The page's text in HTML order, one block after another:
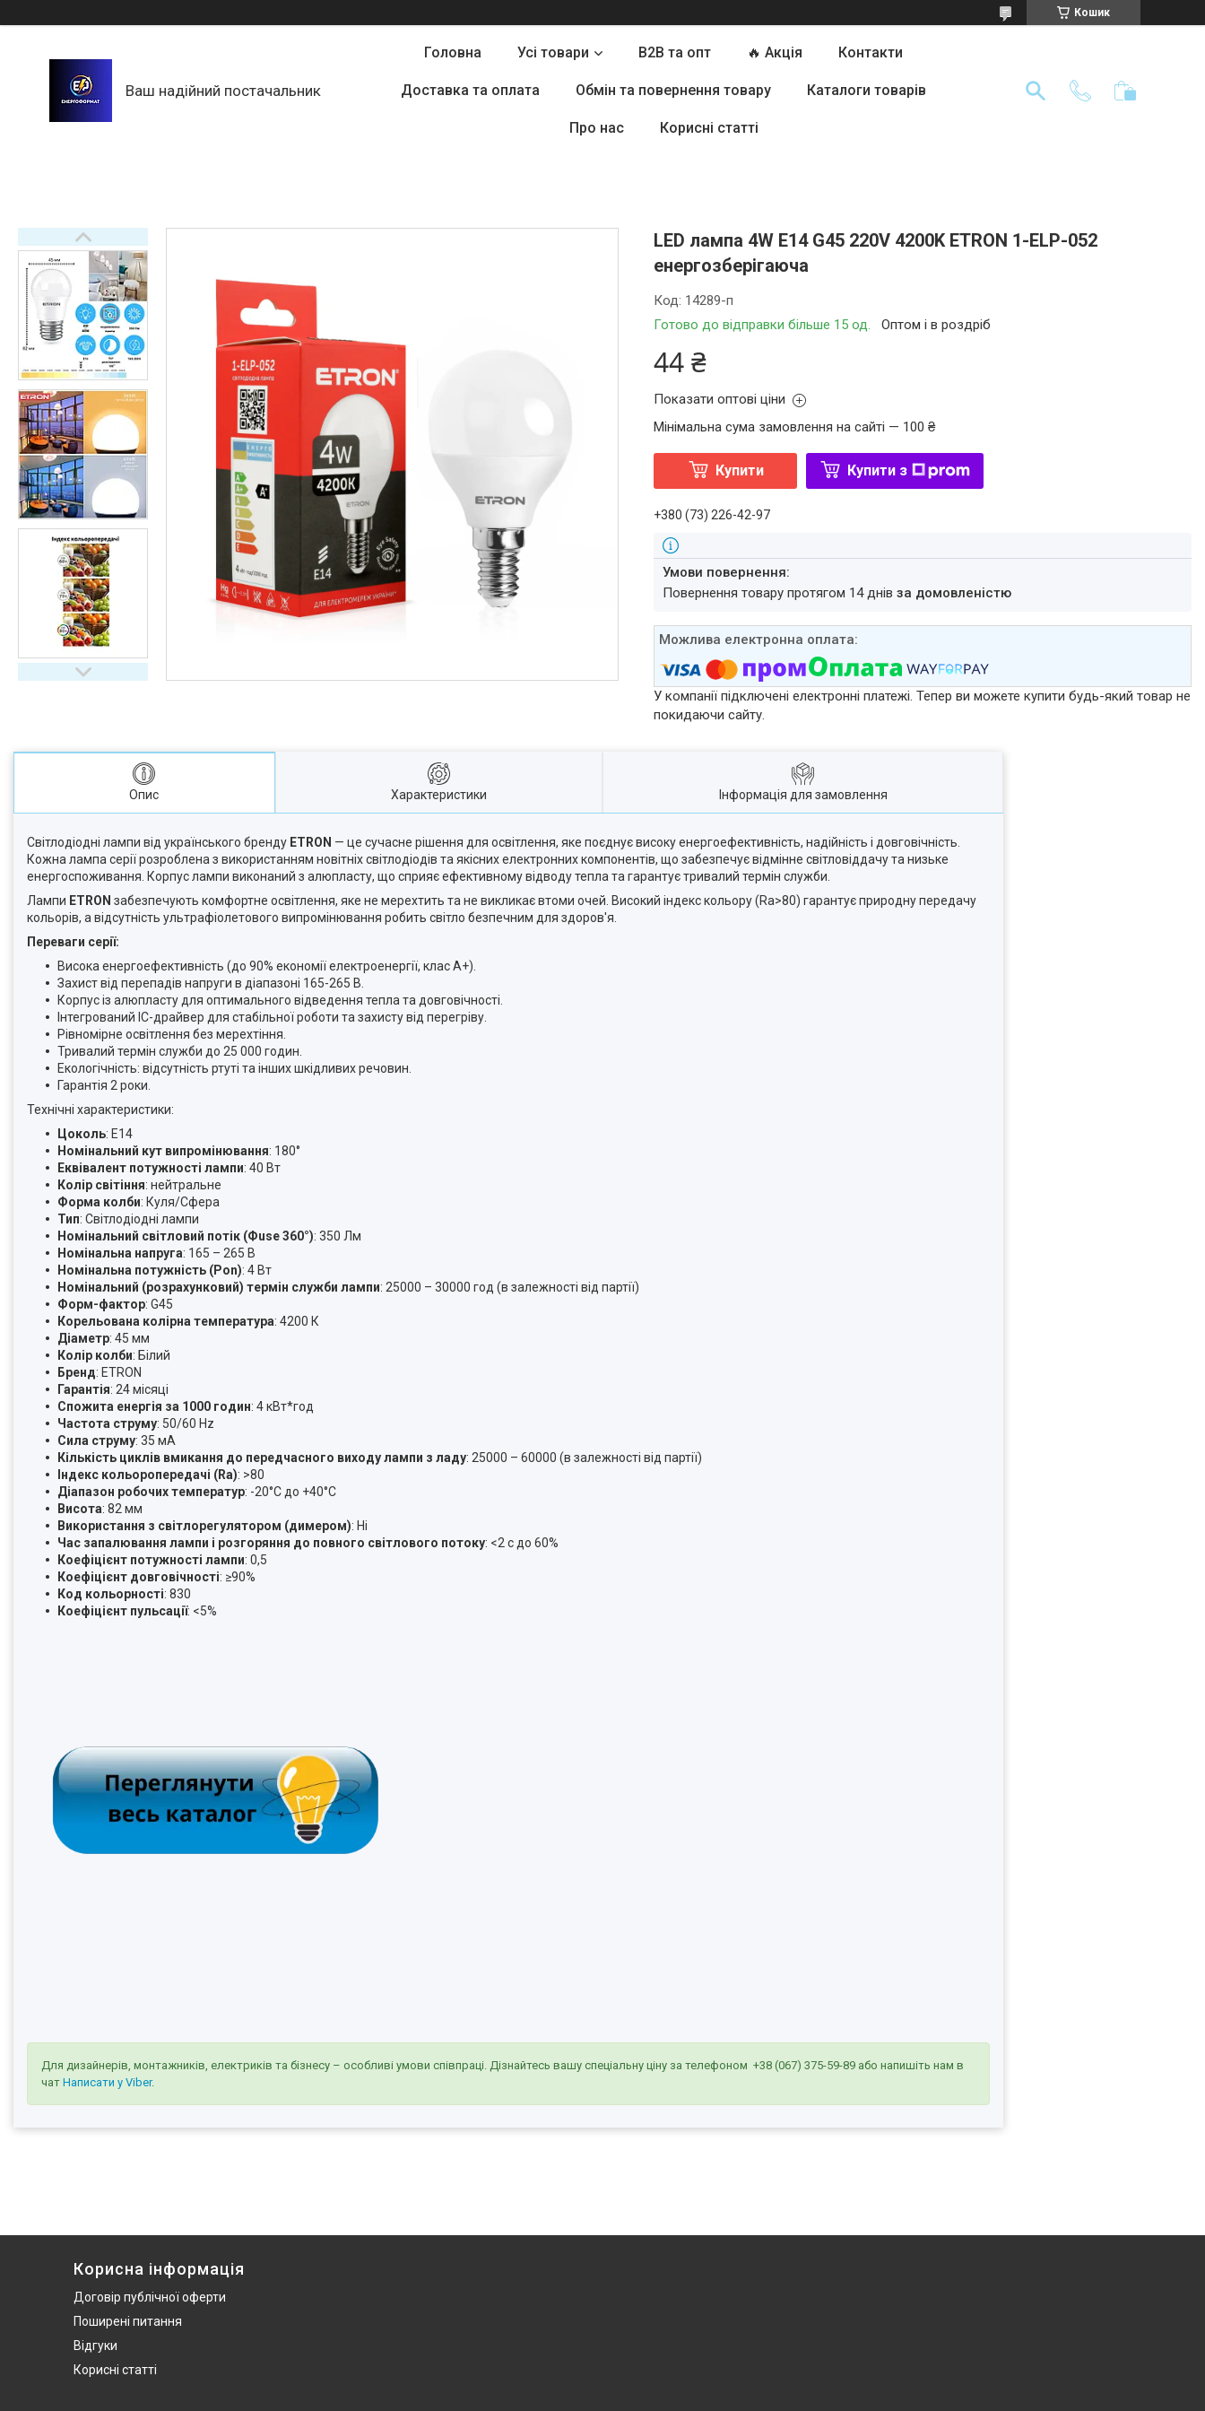
Кошик
Ваш надійний постачальник
Головна Усі товари B2B та опт 🔥 Акція Контакти
Доставка та оплата Обмін та повернення товару Каталоги товарів
Про нас Корисні статті
LED лампа 4W E14 G45 220V 4200K ETRON 1-ELP-052
енергозберігаюча
Готово до відправки більше 15 од. Оптом і в роздріб
Код: 14289-п
44 ₴
Показати оптові ціни
Мінімальна сума замовлення на сайті — 100 ₴
Купити Купити з
+380 (73) 226-42-97
повернення товару протягом 14 днівза домовленістю
У компанії підключені електронні платежі. Тепер ви можете купити будь-який товар не
покидаючи сайту.
Опис Характеристики Інформація для замовлення
Світлодіодні лампи від українського бренду ETRON — це сучасне рішення для освітлення, яке поєднує високу енергоефективність, надійність і довговічність.
Кожна лампа серії розроблена з використанням новітніх світлодіодів та якісних електронних компонентів, що забезпечує відмінне світловіддачу та низьке
енергоспоживання. Корпус лампи виконаний з алюпласту, що сприяє ефективному відводу тепла та гарантує тривалий термін служби.
Лампи ETRON забезпечують комфортне освітлення, яке не мерехтить та не викликає втоми очей. Високий індекс кольору (Ra>80) гарантує природну передачу
кольорів, а відсутність ультрафіолетового випромінювання робить світло безпечним для здоров'я.
Переваги серії:
Висока енергоефективність (до 90% економії електроенергії, клас A+).
Захист від перепадів напруги в діапазоні 165-265 В.
Корпус із алюпласту для оптимального відведення тепла та довговічності.
Інтегрований ІС-драйвер для стабільної роботи та захисту від перегріву.
Рівномірне освітлення без мерехтіння.
Тривалий термін служби до 25 000 годин.
Екологічність: відсутність ртуті та інших шкідливих речовин.
Гарантія 2 роки.
Технічні характеристики:
Цоколь: E14
Номінальний кут випромінювання: 180°
Еквівалент потужності лампи: 40 Вт
Колір світіння: нейтральне
Форма колби: Куля/Сфера
Тип: Світлодіодні лампи
Номінальний світловий потік (Фuse 360°): 350 Лм
Номінальна напруга: 165 – 265 В
Номінальна потужність (Pon): 4 Вт
Номінальний (розрахунковий) термін служби лампи: 25000 – 30000 год (в залежності від партії)
Форм-фактор: G45
Корельована колірна температура: 4200 К
Діаметр: 45 мм
Колір колби: Білий
Бренд: ETRON
Гарантія: 24 місяці
Спожита енергія за 1000 годин: 4 кВт*год
Частота струму: 50/60 Hz
Сила струму: 35 мА
Кількість циклів вмикання до передчасного виходу лампи з ладу: 25000 – 60000 (в залежності від партії)
Індекс кольоропередачі (Ra): >80
Діапазон робочих температур: -20°C до +40°C
Висота: 82 мм
Використання з світлорегулятором (димером): Ні
Час запалювання лампи і розгоряння до повного світлового потоку: <2 с до 60%
Коефіцієнт потужності лампи: 0,5
Коефіцієнт довговічності: ≥90%
Код кольорності: 830
Коефіцієнт пульсації: <5%
Для дизайнерів, монтажників, електриків та бізнесу – особливі умови співпраці. Дізнайтесь вашу спеціальну ціну за телефоном +38 (067) 375-59-89 або напишіть нам в
чат Написати у Viber.
Корисна інформація
Договір публічної оферти
Поширені питання
Відгуки
Корисні статті